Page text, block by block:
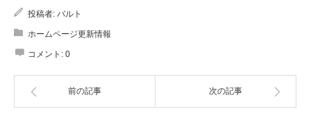
投稿者: バルト
ホームページ更新情報
コメント: 0
前の記事 次の記事